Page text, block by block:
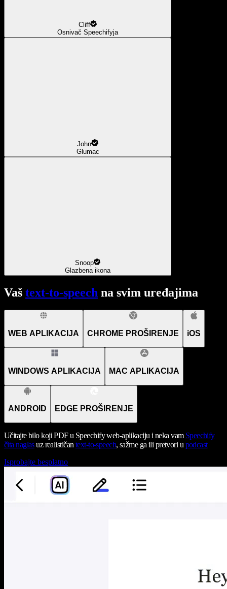
Cliff
Osnivač Speechifyja
John
Glumac
Snoop
Glazbena ikona
Vaš text-to-speech na svim uređajima
WEB APLIKACIJA CHROME PROŠIRENJE iOS
WINDOWS APLIKACIJA MAC APLIKACIJA
ANDROID EDGE PROŠIRENJE
Učitajte bilo koji PDF u Speechify web-aplikaciju i neka vam Speechify
čita naglasuz realističan text-to-speech, sažme ga ili pretvori u podcast
Isprobajte besplatno